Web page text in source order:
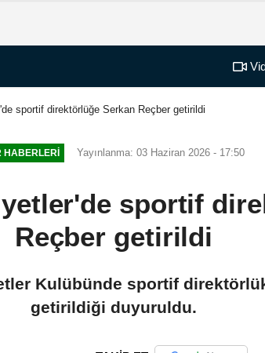
sportif direktörlüğe Serkan Reçber getirildi
HABERLERI Yayınlanma: 03 Haziran 2026 - 17:50
sportif
Reçber getirildi
Kulübünde sportif
getirildiği duyuruldu.